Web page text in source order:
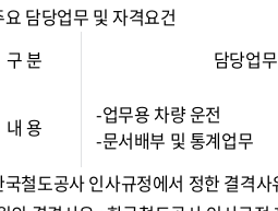
요 담당업무 및 자격요건
구 분
담당업무
내 용
-업무용 차량 운전
-문서배부 및 통계업무
국철도공사 인사규정에서 정한 결격사